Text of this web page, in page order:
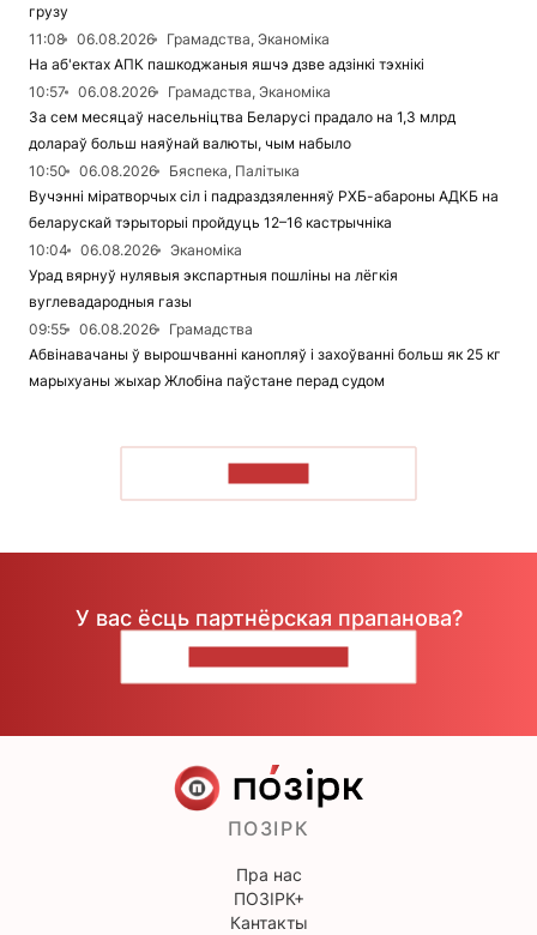
грузу
11:08
06.08.2026
Грамадства, Эканоміка
На аб'ектах АПК пашкоджаныя яшчэ дзве адзінкі тэхнікі
10:57
06.08.2026
Грамадства, Эканоміка
За сем месяцаў насельніцтва Беларусі прадало на 1,3 млрд
долараў больш наяўнай валюты, чым набыло
10:50
06.08.2026
Бяспека, Палітыка
Вучэнні міратворчых сіл і падраздзяленняў РХБ-абароны АДКБ на
беларускай тэрыторыі пройдуць 12–16 кастрычніка
10:04
06.08.2026
Эканоміка
Урад вярнуў нулявыя экспартныя пошліны на лёгкія
вуглевадародныя газы
09:55
06.08.2026
Грамадства
Абвінавачаны ў вырошчванні канопляў і захоўванні больш як 25 кг
марыхуаны жыхар Жлобіна паўстане перад судом
У вас ёсць партнёрская прапанова?
ПОЗІРК
Пра нас
ПОЗІРК+
Кантакты